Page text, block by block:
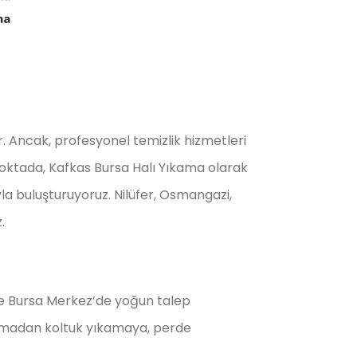
Ancak, profesyonel temizlik hizmetleri
Kafkas Bursa Halı Yıkama olarak
buluşturuyoruz. Nilüfer, Osmangazi,
Bursa Merkez’de yoğun talep
koltuk yıkamaya, perde